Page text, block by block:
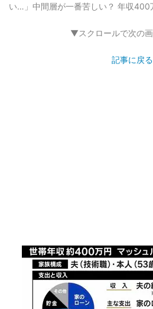
い…」中間層が一番苦しい？ 年収
▼スクロールで次の
記事に戻る